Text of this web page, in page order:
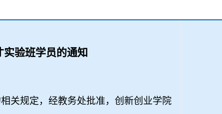
验班学员的通知
关规定，经教务处批准，创新创业学院